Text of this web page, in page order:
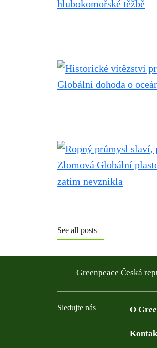
See all posts
Greenpeace Česká
Sledujte nás O